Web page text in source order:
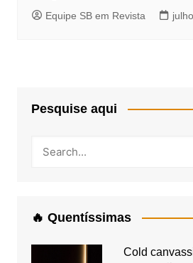
Equipe SB em Revista
Pesquise aqui
🔥 Quentíssimas
Cold